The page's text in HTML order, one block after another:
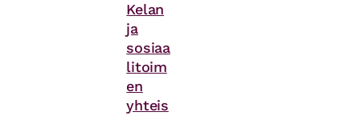
Kelan
ja
sosiaa
litoim
en
yhteis